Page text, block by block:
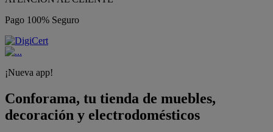
Pago 100% Seguro
¡Nueva app!
Conforama, tu tienda de muebles,
decoración y electrodomésticos